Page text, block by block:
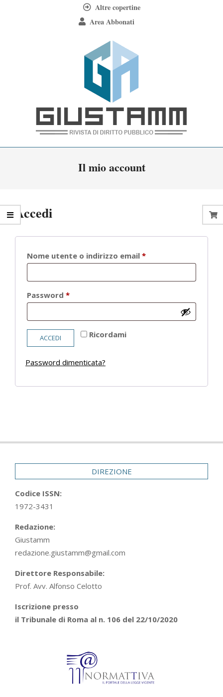
Altre copertine
Area Abbonati
Giustamm
Il mio account
Accedi
Nome utente o indirizzo email *Richiesto
Password *Richiesto
Ricordami
ACCEDI
Password dimenticata?
05-
DIREZIONE
Codice ISSN:
1972-3431
Redazione:
Giustamm
redazione.giustamm@gmail.com
Direttore Responsabile:
Prof. Avv. Alfonso Celotto
Iscrizione presso
il Tribunale di Roma al n. 106 del 22/10/2020